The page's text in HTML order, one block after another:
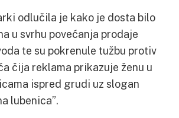
odlučila je kako je dosta bilo
u svrhu povećanja prodaje
te su pokrenule tužbu protiv
čija reklama prikazuje ženu u
ispred grudi uz slogan
lubenica”.